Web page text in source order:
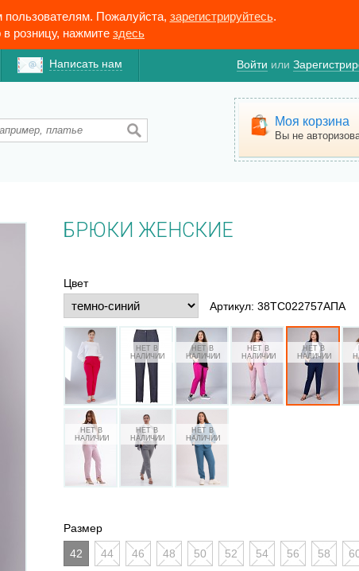
пользователям. Пожалуйста, зарегистрируйтесь.
розницу, нажмите здесь
Написать нам Войти или
Моя корзина
Вы не
БРЮКИ ЖЕНСКИЕ
Цвет
Артикул: 38ТС022757АПА
Размер
42
44 46 48 50 52 54 56 58